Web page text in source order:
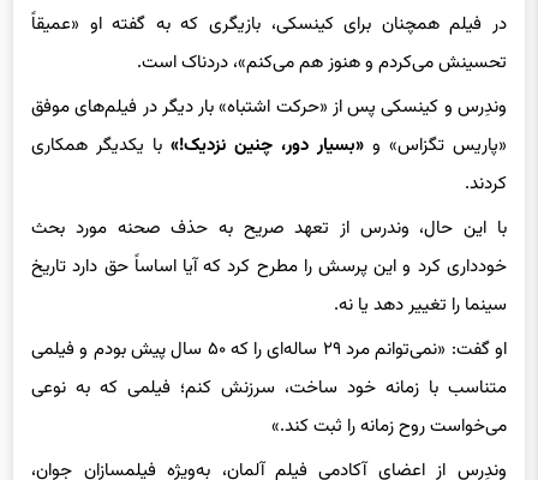
فیلمبرداری نمی‌کرد. او همچنین اذعان کرد که باقی ماندن این صحنه
در فیلم همچنان برای کینسکی، بازیگری که به گفته او «عمیقاً
تحسینش می‌کردم و هنوز هم می‌کنم»، دردناک است.
وندِرس و کینسکی پس از «حرکت اشتباه» بار دیگر در فیلم‌های موفق
«پاریس تگزاس» و
کردند.
با این حال، وندرس از تعهد صریح به حذف صحنه مورد بحث
خودداری کرد و این پرسش را مطرح کرد که آیا اساساً حق دارد تاریخ
سینما را تغییر دهد یا نه.
او گفت: «نمی‌توانم مرد ۲۹ ساله‌ای را که ۵۰ سال پیش بودم و فیلمی
متناسب با زمانه خود ساخت، سرزنش کنم؛ فیلمی که به نوعی
می‌خواست روح زمانه را ثبت کند.»